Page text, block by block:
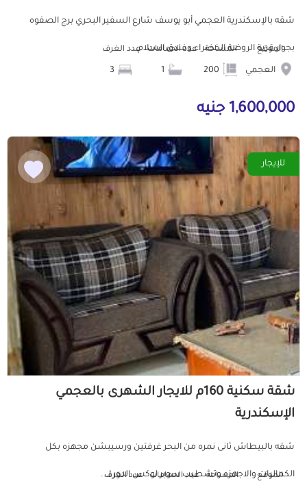
شقه بالإسكندرية العجمي أبو يوسف شارع السفير البحري برج الصفوه
بجوار قرية الروضة الخضراء وفندق السلام...
الموقع
العجمي
المساحة عدد الحمامات عدد الغرف
1,600,000 جنيه
للإيجار
شقة سكنية 160م للايجار الشهرى بالعجمي
الإسكندرية
شقه بالبيطاش ثانى نمره من البحر غرفتين ورسيبشن مجهزه بكل
الكماليات والاجهزه وتشطيب سوبر لوكس الدور ا...
الموقع المساحة عدد الحمامات عدد الغرف